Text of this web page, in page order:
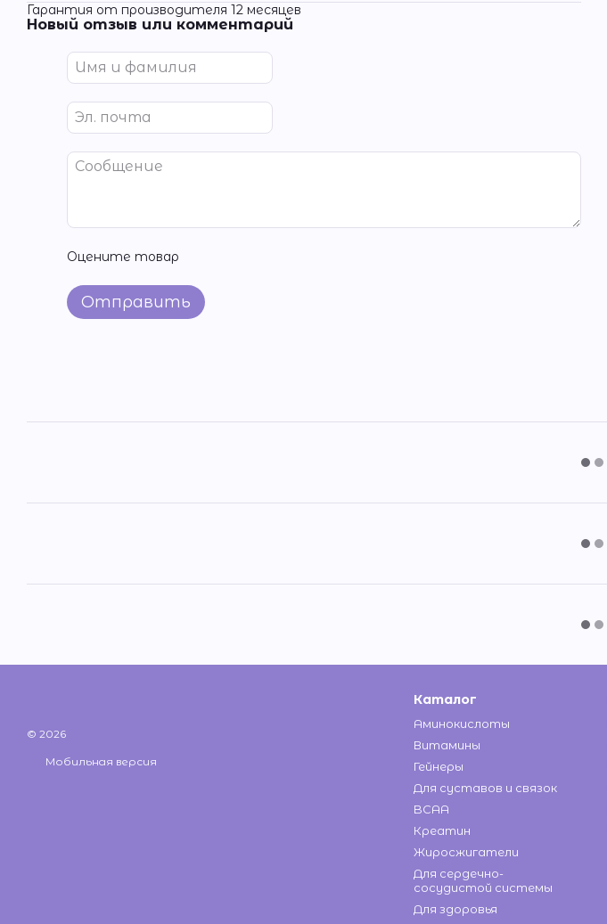
Гарантия от производителя 12 месяцев
Новый отзыв или комментарий
Оцените товар
Отправить
© 2026
Мобильная версия
Каталог
Аминокислоты
Витамины
Гейнеры
Для суставов и связок
BCAA
Креатин
Жиросжигатели
Для сердечно-
сосудистой системы
Для здоровья